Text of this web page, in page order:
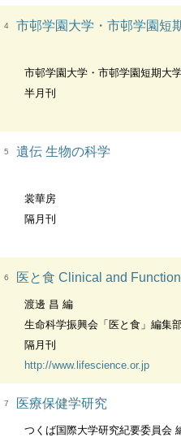
4 市邨学園大学・市邨学園短
市邨学園大学・市邨学園短期大
半月刊
5 遺伝 生物の科学
裳華房
隔月刊
6 医と食 Clinical and
渡邊 昌 編
生命科学振興会「医と食」編集
隔月刊
http://www.lifescience.or.jp
7 医療保健学研究
つくば国際大学研究紀要委員会